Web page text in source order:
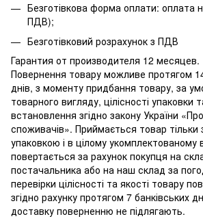
Безготівкова форма оплати: оплата
ПДВ);
Безготівковий розрахунок з ПДВ
Гарантия от производителя 12 месяцев.
Повернення товару можливе протягом
днів, з моменту придбання товару, за
товарного вигляду, цілісності упаковки
встановлення згідно закону України
споживачів». Приймається товар
упаковкою і в цілому укомплектованому
повертається за рахунок покупця на
постачальника або на наш склад за
перевірки цілісності та якості товару
згідно рахунку протягом 7 банківських
доставку поверненню не підлягають.